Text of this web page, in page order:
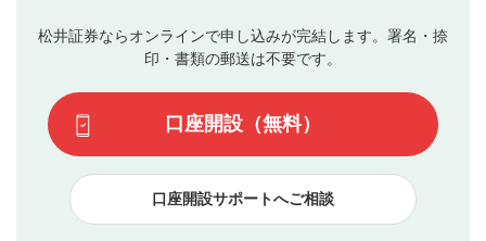
3
動画の評価
です）
評価およびコメントは当社にて審査のうえ、掲載となり
ます。掲載されるまでに日数がかかる場合や掲載されない
てはお答えできません。各動画コンテンツへの掲載をもっ
て結果のご連絡といたします。ご了承ください。
下記の項目に該当すると判断された投稿内容は、掲載を
見合わせる場合がございます。
本動画コンテンツとは無関係の内容の投稿
他者への誹謗中傷や差別的表現投稿
松井証券ならオンラインで申し込みが完結します。署名・捺
印・書類の郵送は不要です。
口座開設（無料）
口座開設サポートへご相談